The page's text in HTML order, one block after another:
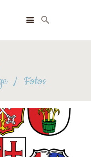
Fotos